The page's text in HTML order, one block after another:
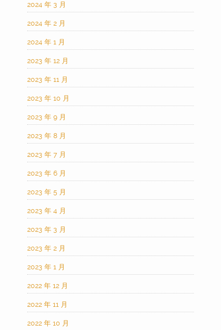
2024 年 3 月
2024 年 2 月
2024 年 1 月
2023 年 12 月
2023 年 11 月
2023 年 10 月
2023 年 9 月
2023 年 8 月
2023 年 7 月
2023 年 6 月
2023 年 5 月
2023 年 4 月
2023 年 3 月
2023 年 2 月
2023 年 1 月
2022 年 12 月
2022 年 11 月
2022 年 10 月